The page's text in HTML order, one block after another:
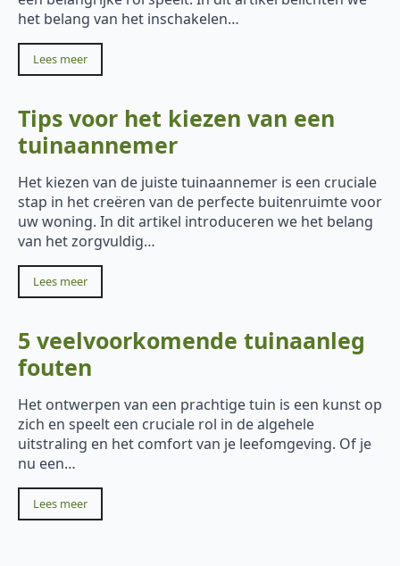
het belang van het inschakelen…
Lees meer
Tips voor het kiezen van een
tuinaannemer
Het kiezen van de juiste tuinaannemer is een cruciale
stap in het creëren van de perfecte buitenruimte voor
uw woning. In dit artikel introduceren we het belang
van het zorgvuldig…
Lees meer
5 veelvoorkomende tuinaanleg
fouten
Het ontwerpen van een prachtige tuin is een kunst op
zich en speelt een cruciale rol in de algehele
uitstraling en het comfort van je leefomgeving. Of je
nu een…
Lees meer